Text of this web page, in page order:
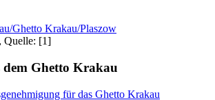
Quelle: [1]
dem Ghetto Krakau